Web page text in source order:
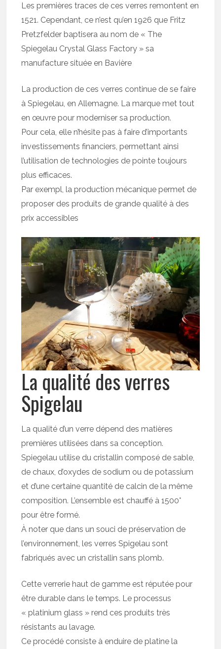
Les premières traces de ces verres remontent en
1521. Cependant, ce n’est qu’en 1926 que Fritz
Pretzfelder baptisera au nom de « The
Spiegelau Crystal Glass Factory » sa
manufacture située en Bavière
La production de ces verres continue de se faire
à Spiegelau, en Allemagne. La marque met tout
en œuvre pour moderniser sa production.
Pour cela, elle n’hésite pas à faire d’importants
investissements financiers, permettant ainsi
l’utilisation de technologies de pointe toujours
plus efficaces.
Par exempl, la production mécanique permet de
proposer des produits de grande qualité à des
prix accessibles
La qualité des verres
Spigelau
La qualité d’un verre dépend des matières
premières utilisées dans sa conception.
Spiegelau utilise du cristallin composé de sable,
de chaux, d’oxydes de sodium ou de potassium
et d’une certaine quantité de calcin de la même
composition. L’ensemble est chauffé à 1500°
pour être formé.
À noter que dans un souci de préservation de
l’environnement, les verres Spigelau sont
fabriqués avec un cristallin sans plomb.
Cette verrerie haut de gamme est réputée pour
être durable dans le temps. Le processus
« platinium glass » rend ces produits très
résistants au lavage.
Ce procédé consiste à enduire de platine la